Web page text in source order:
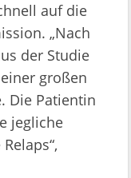
auf die
„Nach
der Studie
großen
Die Patientin
jegliche